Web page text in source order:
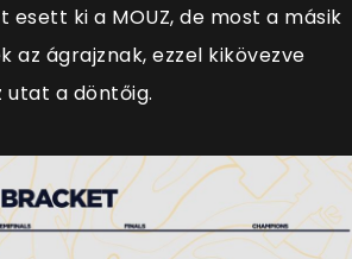
ki a MOUZ, de most a másik
az ágrajznak, ezzel kikövezve
a döntőig.